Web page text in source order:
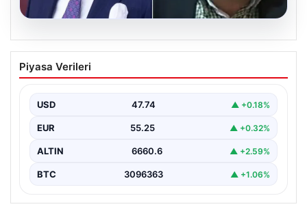
06.08.2026
Veli Ağbaba’nın ağabeyi Hür Ağbaba
tutuklandı
Piyasa Verileri
USD 47.74 ▲ +0.18%
EUR 55.25 ▲ +0.32%
ALTIN 6660.6 ▲ +2.59%
BTC 3096363 ▲ +1.06%